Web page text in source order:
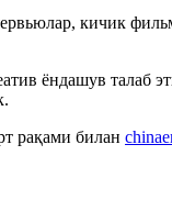
кичик
ёндашув талаб
рақами билан